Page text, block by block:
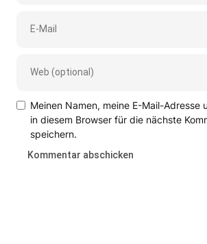
Meinen Namen, meine E-Mail-Adresse
in diesem Browser für die nächste
speichern.